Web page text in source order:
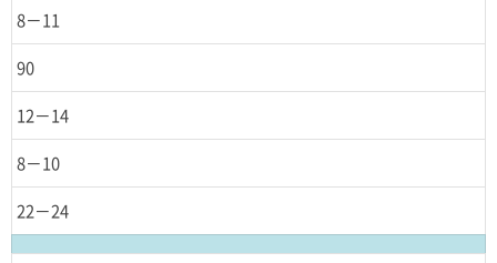
8－11
90
12－14
8－10
22－24